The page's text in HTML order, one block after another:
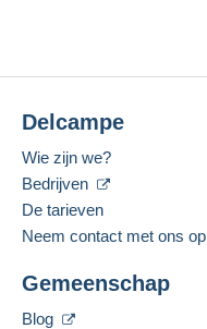
Delcampe
Wie zijn we?
Bedrijven
De tarieven
Neem contact met ons op
Gemeenschap
Blog